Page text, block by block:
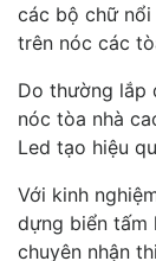
các bộ chữ
trên nóc các
Do thường lắp
nóc tòa nhà
Led tạo hiệu
Với kinh
dựng biển tấm
chuyên nhận